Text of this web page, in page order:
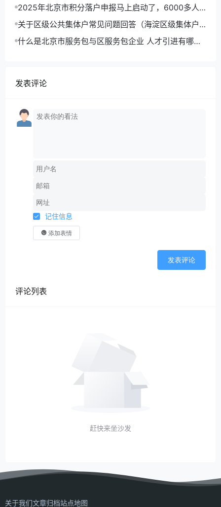
积分落户申报工作的通告
2025年北京市积分落户申报马上启动了，6000多人
可以拿到北京户口
关于区级公共集体户常见问题回答（海淀区级集体户
为例）
什么是北京市服务包与区服务包企业 人才引进有哪些
发表评论
记住信息
添加表情
发表评论
评论列表
赶快来坐沙发
关于我们文章归档站点地图